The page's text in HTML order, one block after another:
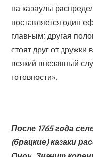
на караулы
поставляется один
главным; другая
стоят друг от дружки
всякий внезапный
готовности».
После 1765 года
(брацкие) казаки